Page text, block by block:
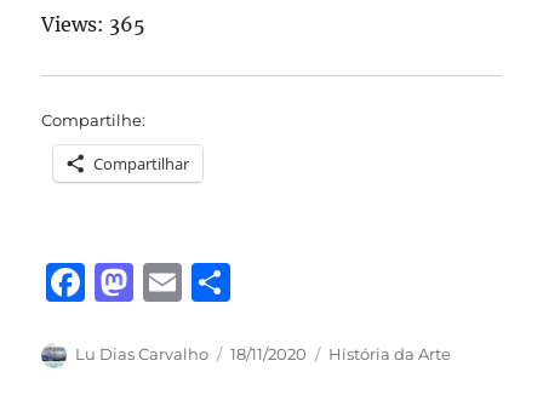
Views: 365
Compartilhe:
Compartilhar
F
c
M
st
E
ai a
Autor
Lu Dias Carvalho
Publicado
18/11/2020 Categorias
História da Arte